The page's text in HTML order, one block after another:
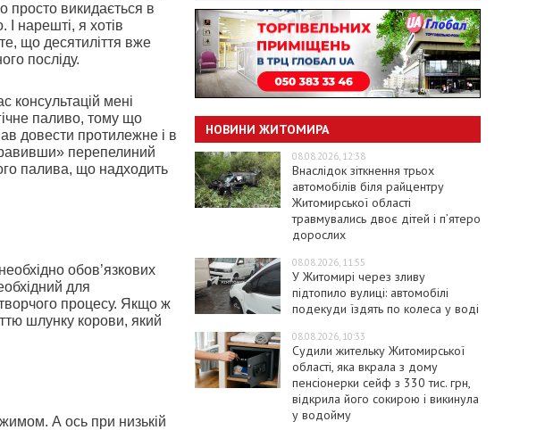
просто викидається в
І нарешті, я хотів
що десятиліття вже
посліду.
консультацій мені
паливо, тому що
довести протилежне і в
перепелиний
палива, що надходить
обов’язкових
для
процесу. Якщо ж
шлунку корови, який
А ось при низькій
НОВИНИ ЖИТОМИРА
08.08.2026, 12:38
Внаслідок зіткнення трьох
автомобілів біля райцентру
Житомирської області
травмувались двоє дітей і пʼятеро
дорослих
08.08.2026, 11:55
У Житомирі через зливу
підтопило вулиці: автомобілі
подекуди їздять по колеса у воді
08.08.2026, 10:33
Судили жительку Житомирської
області, яка вкрала з дому
пенсіонерки сейф з 330 тис. грн,
відкрила його сокирою і викинула
у водойму